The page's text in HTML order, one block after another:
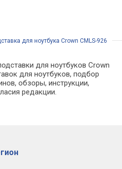
для ноутбука Crown CMLS-926
для ноутбуков Crown
для ноутбуков, подбор
обзоры, инструкции,
редакции.